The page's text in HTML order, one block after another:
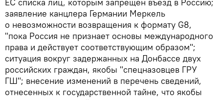
заявление канцлера Германии Меркель
о невозможности возвращения к формату G8,
"пока Россия не признает основы международного
права и действует соответствующим образом";
ситуация вокруг задержанных на Донбассе двух
российских граждан, якобы "спецназовцев ГРУ
ГШ"; внесение изменений в перечень сведений,
отнесенных к государственной тайне, что якобы